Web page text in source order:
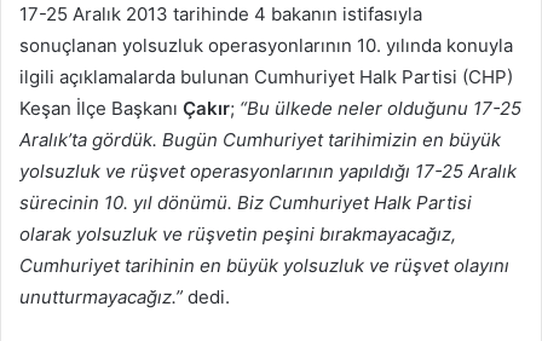
17-25 Aralık 2013 tarihinde 4 bakanın istifasıyla
sonuçlanan yolsuzluk operasyonlarının 10. yılında konuyla
ilgili açıklamalarda bulunan Cumhuriyet Halk Partisi (CHP)
Keşan İlçe Başkanı Çakır; “Bu ülkede neler olduğunu 17-25
Aralık’ta gördük. Bugün Cumhuriyet tarihimizin en büyük
yolsuzluk ve rüşvet operasyonlarının yapıldığı 17-25 Aralık
sürecinin 10. yıl dönümü. Biz Cumhuriyet Halk Partisi
olarak yolsuzluk ve rüşvetin peşini bırakmayacağız,
Cumhuriyet tarihinin en büyük yolsuzluk ve rüşvet olayını
unutturmayacağız.” dedi.